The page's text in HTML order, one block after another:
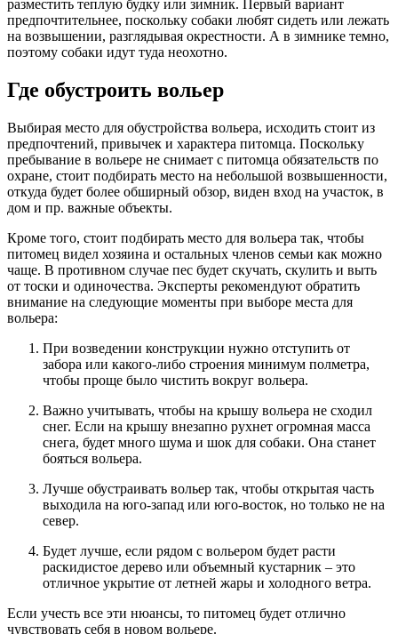
разместить теплую будку или зимник. Первый вариант
предпочтительнее, поскольку собаки любят сидеть или лежать
на возвышении, разглядывая окрестности. А в зимнике темно,
поэтому собаки идут туда неохотно.
Где обустроить вольер
Выбирая место для обустройства вольера, исходить стоит из
предпочтений, привычек и характера питомца. Поскольку
пребывание в вольере не снимает с питомца обязательств по
охране, стоит подбирать место на небольшой возвышенности,
откуда будет более обширный обзор, виден вход на участок, в
дом и пр. важные объекты.
Кроме того, стоит подбирать место для вольера так, чтобы
питомец видел хозяина и остальных членов семьи как можно
чаще. В противном случае пес будет скучать, скулить и выть
от тоски и одиночества. Эксперты рекомендуют обратить
внимание на следующие моменты при выборе места для
вольера:
При возведении конструкции нужно отступить от
забора или какого-либо строения минимум полметра,
чтобы проще было чистить вокруг вольера.
Важно учитывать, чтобы на крышу вольера не сходил
снег. Если на крышу внезапно рухнет огромная масса
снега, будет много шума и шок для собаки. Она станет
бояться вольера.
Лучше обустраивать вольер так, чтобы открытая часть
выходила на юго-запад или юго-восток, но только не на
север.
Будет лучше, если рядом с вольером будет расти
раскидистое дерево или объемный кустарник – это
отличное укрытие от летней жары и холодного ветра.
Если учесть все эти нюансы, то питомец будет отлично
чувствовать себя в новом вольере.